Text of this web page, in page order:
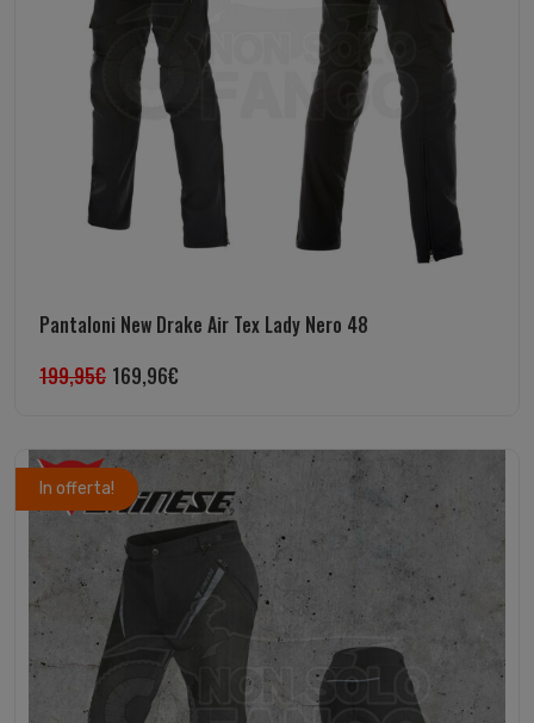
Pantaloni New Drake Air Tex Lady Nero 48
199,95€ 169,96€
In offerta!